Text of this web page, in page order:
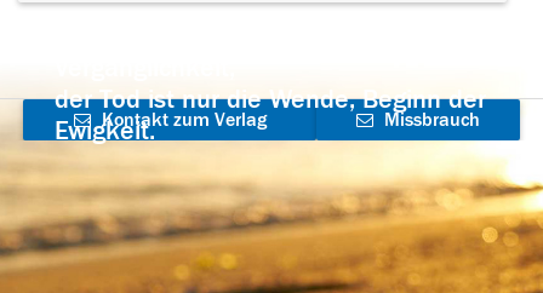
der Tod ist nur die Wende, Beginn der
Ewigkeit.
Kontakt zum Verlag
aufnehmen
Missbrauch